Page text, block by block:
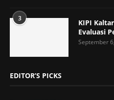
3
KIPI
Evaluasi
September
EDITOR’S PICKS